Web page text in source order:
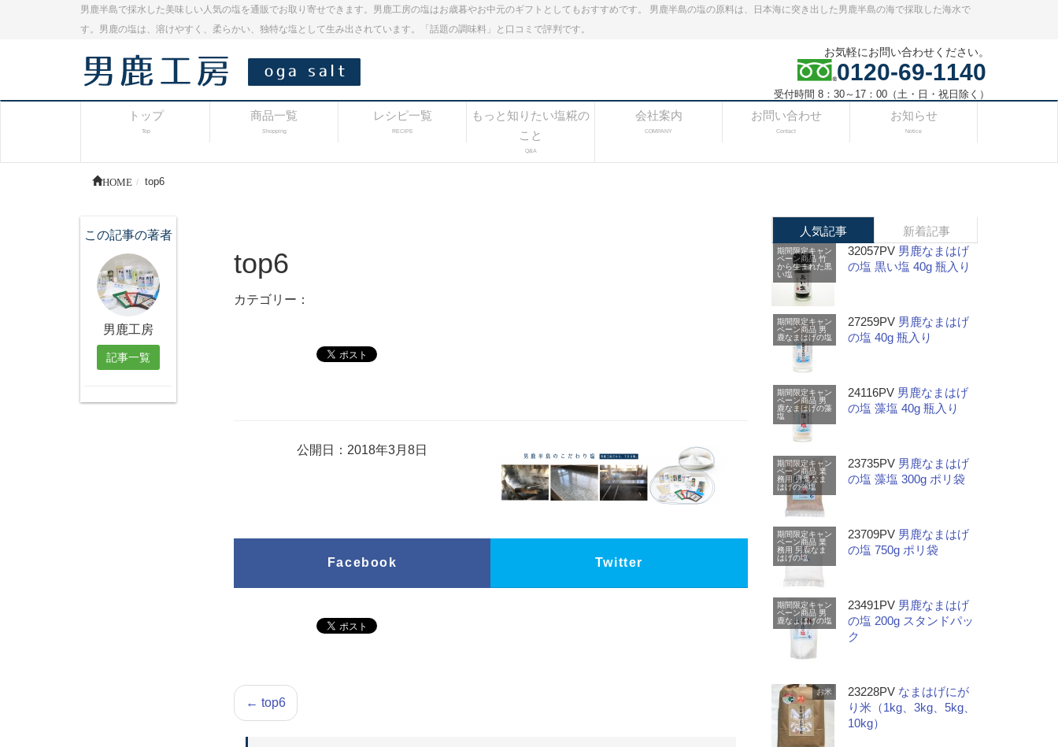
男鹿半島で採水した美味しい人気の塩を通販でお取り寄せできます。男鹿工房の塩はお歳暮やお中元のギフトとしてもおすすめです。 男鹿半島の塩の原料は、日本海に突き出した男鹿半島の海で採取した海水で
す。男鹿の塩は、溶けやすく、柔らかい、独特な塩として生み出されています。「話題の調味料」と口コミで評判です。
お気軽にお問い合わせください。
0120-69-1140
受付時間 8：30～17：00（土・日・祝日除く）
トップ
Top
商品一覧
Shopping
レシピ一覧
RECIPE
もっと知りたい塩糀の
こと
Q&A
会社案内
COMPANY
お問い合わせ
Contact
お知らせ
Notice
HOME top6
top6
カテゴリー：
公開日：2018年3月8日
Facebook Twitter
← top6
この記事の著者
男鹿工房
記事一覧
人気記事 新着記事
期間限定キャン
ペーン商品 竹
から生まれた黒
い塩
32057PV 男鹿なまはげ
の塩 黒い塩 40g 瓶入り
期間限定キャン
ペーン商品 男
鹿なまはげの塩
27259PV 男鹿なまはげ
の塩 40g 瓶入り
期間限定キャン
ペーン商品 男
鹿なまはげの藻
塩
24116PV 男鹿なまはげ
の塩 藻塩 40g 瓶入り
期間限定キャン
ペーン商品 業
務用 男鹿なま
はげの藻塩
23735PV 男鹿なまはげ
の塩 藻塩 300g ポリ袋
期間限定キャン
ペーン商品 業
務用 男鹿なま
はげの塩
23709PV 男鹿なまはげ
の塩 750g ポリ袋
期間限定キャン
ペーン商品 男
鹿なまはげの塩
23491PV 男鹿なまはげ
の塩 200g スタンドパッ
ク
お米 23228PV なまはげにが
り米（1kg、3kg、5kg、
10kg）